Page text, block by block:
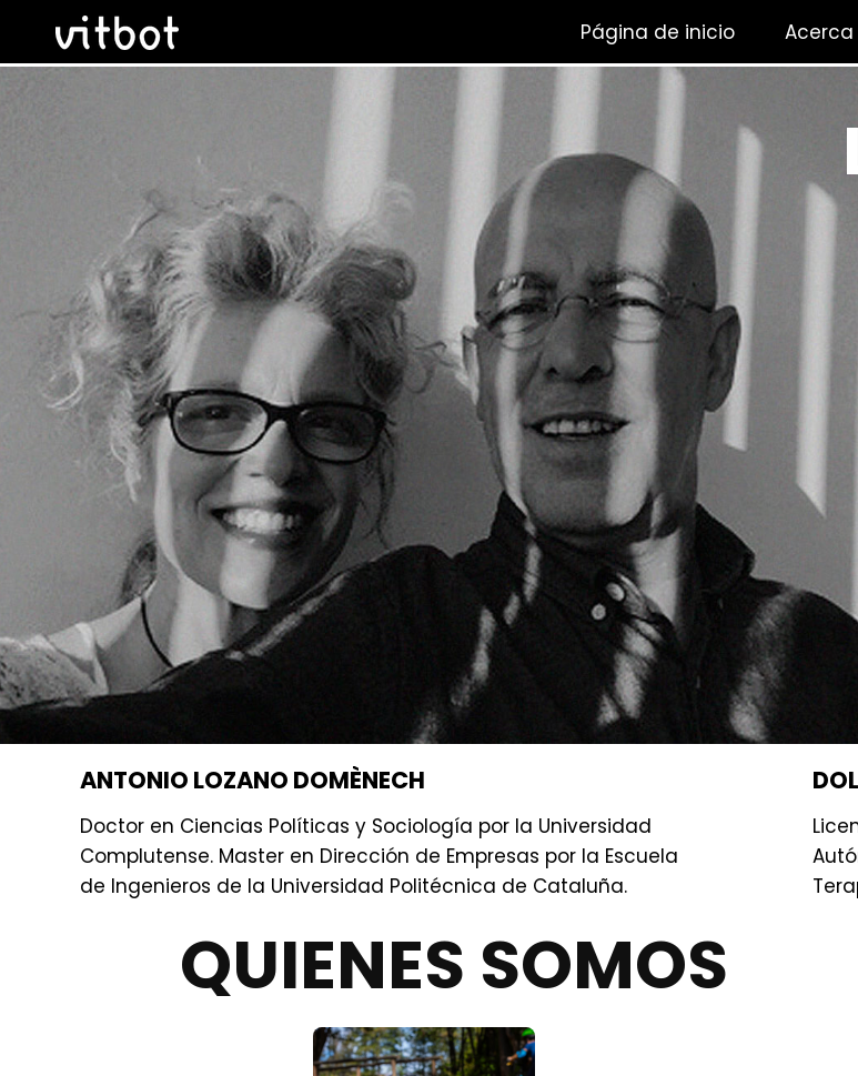
Página de inicio
Doctor en Ciencias Políticas y Sociología por la Universidad
Complutense. Master en Dirección de Empresas por la Escuela
de Ingenieros de la Universidad Politécnica de Cataluña.
ANTONIO LOZANO DOMÈNECH
QUIENES SOMOS